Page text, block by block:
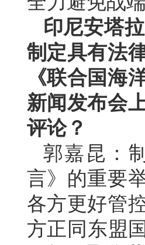
印尼安塔
制定具有法
《联合国海
新闻发布会
评论？
郭嘉昆：
言》的重要
各方更好管
方正同东盟